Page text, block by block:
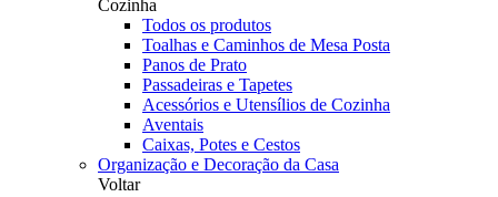
Cozinha
Todos os produtos
Toalhas e Caminhos de Mesa Posta
Panos de Prato
Passadeiras e Tapetes
Acessórios e Utensílios de Cozinha
Aventais
Caixas, Potes e Cestos
Organização e Decoração da Casa
Voltar